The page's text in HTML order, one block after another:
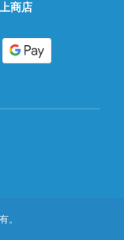
商店
。